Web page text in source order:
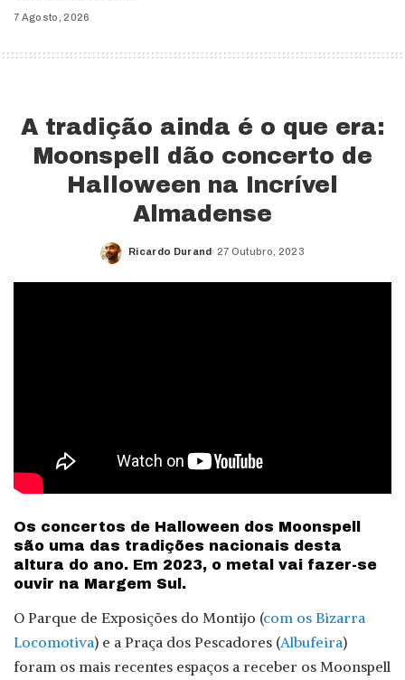
7 Agosto, 2026
A tradição ainda é o que era:
Moonspell dão concerto de
Halloween na Incrível
Almadense
Posted
Ricardo Durand 27 Outubro, 2023
Os concertos de Halloween dos Moonspell
são uma das tradições nacionais desta
altura do ano. Em 2023, o metal vai fazer-se
ouvir na Margem Sul.
O Parque de Exposições do Montijo (com os Bizarra
Locomotiva) e a Praça dos Pescadores (Albufeira)
foram os mais recentes espaços a receber os Moonspell